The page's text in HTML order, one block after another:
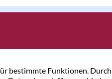
Rechtliches